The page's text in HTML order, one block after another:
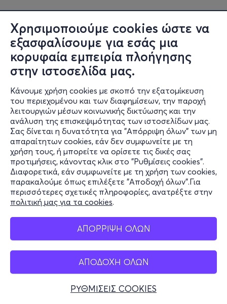
Χρησιμοποιούμε cookies ώστε να
εξασφαλίσουμε για εσάς μια
κορυφαία εμπειρία πλοήγησης
στην ιστοσελίδα μας.
Κάνουμε χρήση cookies με σκοπό την εξατομίκευση
του περιεχομένου και των διαφημίσεων, την παροχή
λειτουργιών μέσων κοινωνικής δικτύωσης και την
ανάλυση της επισκεψιμότητας των ιστοσελίδων μας.
Σας δίνεται η δυνατότητα για "Απόρριψη όλων" των μη
απαραίτητων cookies, εάν δεν συμφωνείτε με τη
χρήση τους, ή μπορείτε να ορίσετε τις δικές σας
προτιμήσεις, κάνοντας κλικ στο "Ρυθμίσεις cookies".
Διαφορετικά, εάν συμφωνείτε με τη χρήση των cookies,
παρακαλούμε όπως επιλέξετε "Αποδοχή όλων".Για
περισσότερες σχετικές πληροφορίες, ανατρέξτε στην
πολιτική μας για τα cookies.
ΑΠΟΡΡΙΨΗ ΟΛΩΝ
ΑΠΟΔΟΧΗ ΟΛΩΝ
ΡΥΘΜΙΣΕΙΣ COOKIES